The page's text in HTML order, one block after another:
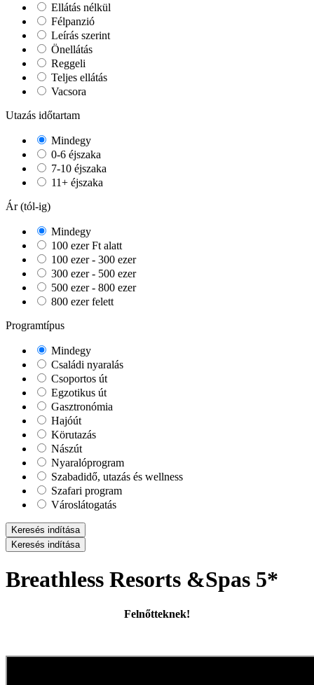
Ellátás nélkül
Félpanzió
Leírás szerint
Önellátás
Reggeli
Teljes ellátás
Vacsora
Utazás időtartam
Mindegy
0-6 éjszaka
7-10 éjszaka
11+ éjszaka
Ár (tól-ig)
Mindegy
100 ezer Ft alatt
100 ezer - 300 ezer
300 ezer - 500 ezer
500 ezer - 800 ezer
800 ezer felett
Programtípus
Mindegy
Családi nyaralás
Csoportos út
Egzotikus út
Gasztronómia
Hajóút
Körutazás
Nászút
Nyaralóprogram
Szabadidő, utazás és wellness
Szafari program
Városlátogatás
Keresés indítása
Keresés indítása
Breathless Resorts &Spas 5*
Felnőtteknek!